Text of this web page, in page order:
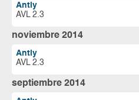
Antiy
AVL 2.3
noviembre 2014
Antiy
AVL 2.3
septiembre 2014